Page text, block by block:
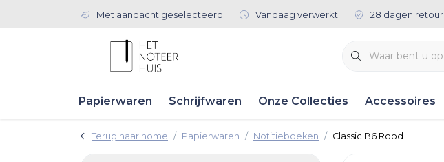
Met aandacht geselecteerd Vandaag verwerkt 28 dagen retour
Papierwaren Schrijfwaren Onze Collecties Accessoires
Terug naar home Papierwaren Notitieboeken Classic B6 Rood